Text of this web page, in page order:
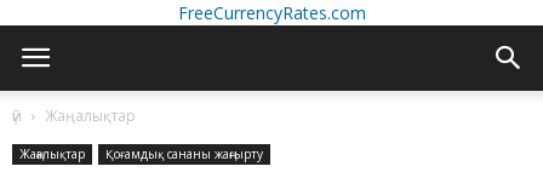
FreeCurrencyRates.com
үй Жаңалықтар
Жаңалықтар Қоғамдық сананы жаңғырту